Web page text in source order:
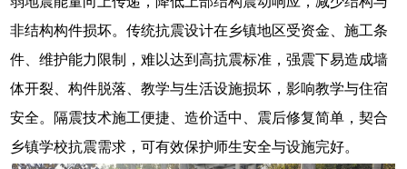
非结构构件损坏。传统抗震设计在乡镇地区受资金、施工条
件、维护能力限制，难以达到高抗震标准，强震下易造成墙
体开裂、构件脱落、教学与生活设施损坏，影响教学与住宿
安全。隔震技术施工便捷、造价适中、震后修复简单，契合
乡镇学校抗震需求，可有效保护师生安全与设施完好。